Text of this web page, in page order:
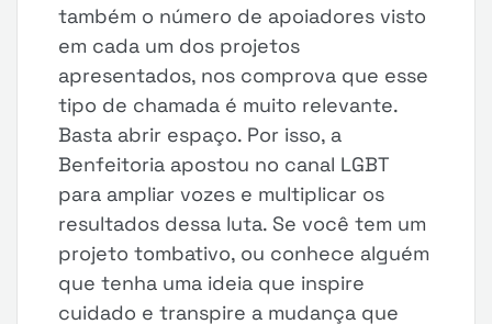
também o número de apoiadores visto
em cada um dos projetos
apresentados, nos comprova que esse
tipo de chamada é muito relevante.
Basta abrir espaço. Por isso, a
Benfeitoria apostou no canal LGBT
para ampliar vozes e multiplicar os
resultados dessa luta. Se você tem um
projeto tombativo, ou conhece alguém
que tenha uma ideia que inspire
cuidado e transpire a mudança que